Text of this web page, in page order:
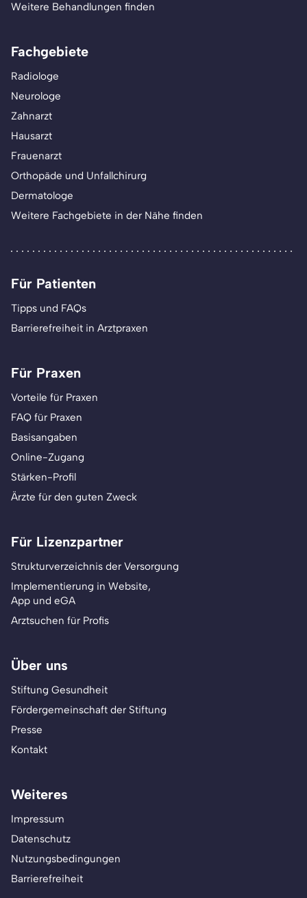
Weitere Behandlungen finden
Fachgebiete
Radiologe
Neurologe
Zahnarzt
Hausarzt
Frauenarzt
Orthopäde und Unfallchirurg
Dermatologe
Weitere Fachgebiete in der Nähe finden
Für Patienten
Tipps und FAQs
Barrierefreiheit in Arztpraxen
Für Praxen
Vorteile für Praxen
FAQ für Praxen
Basisangaben
Online-Zugang
Stärken-Profil
Ärzte für den guten Zweck
Für Lizenzpartner
Strukturverzeichnis der Versorgung
Implementierung in Website,
App und eGA
Arztsuchen für Profis
Über uns
Stiftung Gesundheit
Fördergemeinschaft der Stiftung
Presse
Kontakt
Weiteres
Impressum
Datenschutz
Nutzungsbedingungen
Barrierefreiheit